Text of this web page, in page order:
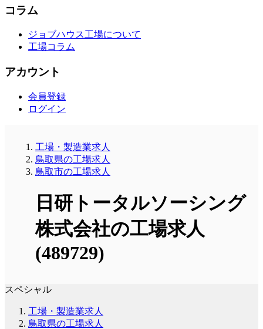
コラム
ジョブハウス工場について
工場コラム
アカウント
会員登録
ログイン
工場・製造業求人
鳥取県の工場求人
鳥取市の工場求人
日研トータルソーシング
株式会社の工場求人
(489729)
スペシャル
工場・製造業求人
鳥取県の工場求人